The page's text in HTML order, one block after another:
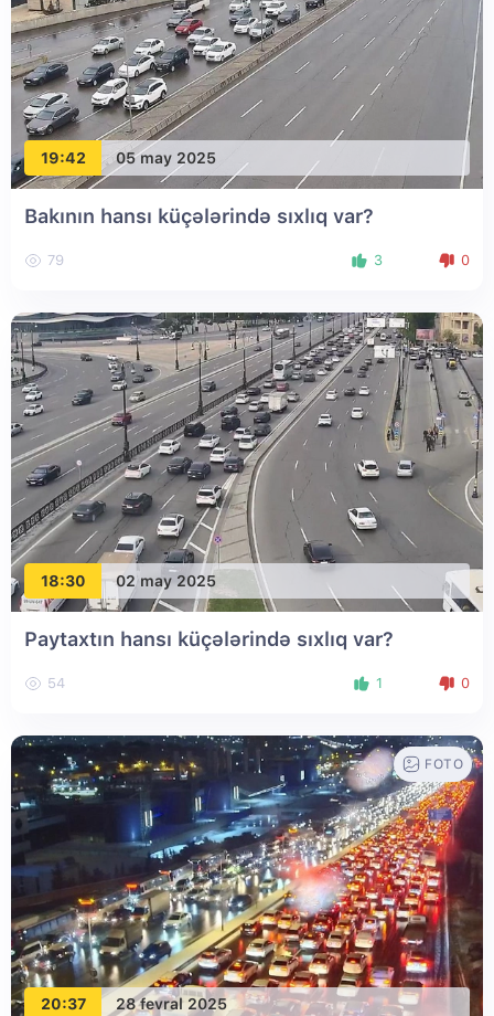
19:42 05 may 2025
Bakının hansı küçələrində sıxlıq var?
79 3 0
18:30 02 may 2025
Paytaxtın hansı küçələrində sıxlıq var?
54 1 0
20:37 28 fevral 2025
FOTO